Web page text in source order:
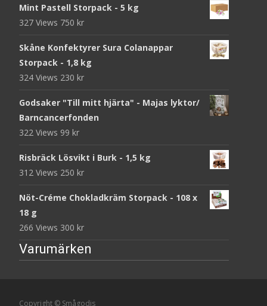
Mint Pastell Storpack - 5 kg
327 Views 750 kr
Skåne Konfektyrer Sura Colanappar
Storpack - 1,8 kg
324 Views 230 kr
Godsaker "Till mitt hjärta" - Majas lyktor/
Barncancerfonden
322 Views 99 kr
Risbräck Lösvikt i Burk - 1,5 kg
312 Views 250 kr
Nöt-Créme Chokladkräm Storpack - 108 x
18 g
266 Views 300 kr
Varumärken
Copyright © Smågodis